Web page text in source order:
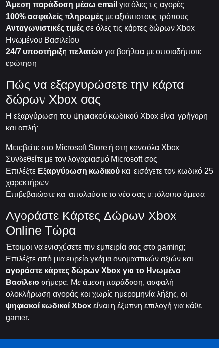
Άμεση παράδοση μέσω email για όλες τις αγορές
100% ασφαλείς πληρωμές με αξιόπιστους τρόπους
Ανταγωνιστικές τιμές σε όλες τις κάρτες δώρων Xbox
Ηνωμένου Βασιλείου
24/7 υποστήριξη πελατών για βοήθεια με οποιαδήποτε
ερώτηση
Πώς να εξαργυρώσετε την κάρτα
δώρων Xbox σας
Η εξαργύρωση του ψηφιακού κωδικού Xbox είναι γρήγορη
και απλή:
Μεταβείτε στο Microsoft Store ή στη κονσόλα Xbox
Συνδεθείτε με τον λογαριασμό Microsoft σας
Επιλέξτε Εξαργύρωση κωδικού και εισάγετε τον κωδικό 25
χαρακτήρων
Επιβεβαιώστε και απολαύστε το νέο σας υπόλοιπο άμεσα
Αγοράστε Κάρτες Δώρων Xbox
Online Τώρα
Έτοιμοι να ενισχύσετε την εμπειρία σας στο gaming;
Επιλέξτε από μια ευρεία γκάμα ονομαστικών αξιών και
αγοράστε κάρτες δώρων Xbox για το Ηνωμένο
Βασίλειο σήμερα. Με άμεση παράδοση, ασφαλή
ολοκλήρωση αγοράς και χωρίς ημερομηνία λήξης, οι
ψηφιακοί κωδικοί Xbox είναι η έξυπνη επιλογή για κάθε
gamer.